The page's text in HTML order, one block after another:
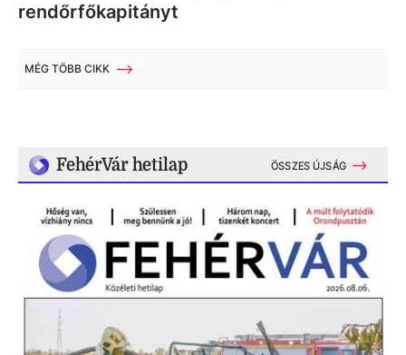
rendőrfőkapitányt
MÉG TÖBB CIKK
FehérVár hetilap ÖSSZES ÚJSÁG